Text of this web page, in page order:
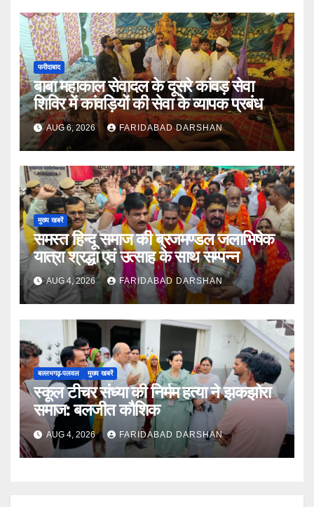
फरीदाबाद
बाबा महाकाल सेवादल के दूसरे कांवड़ सेवा
शिविर में कांवड़ियों की सेवा के व्यापक प्रबंध
AUG 6, 2026 FARIDABAD DARSHAN
मुख्य खबरें
समस्त हिन्दू समाज की ब्रजमण्डल जलाभिषेक
यात्रा श्रद्धा एवं उत्साह के साथ सम्पन्न
AUG 4, 2026 FARIDABAD DARSHAN
बल्लभगढ़़-पलवल मुख्य खबरें
स्कूल टीचर संध्या की निर्मम हत्या ने झकझोरा
समाज: बलजीत कौशिक
AUG 4, 2026 FARIDABAD DARSHAN